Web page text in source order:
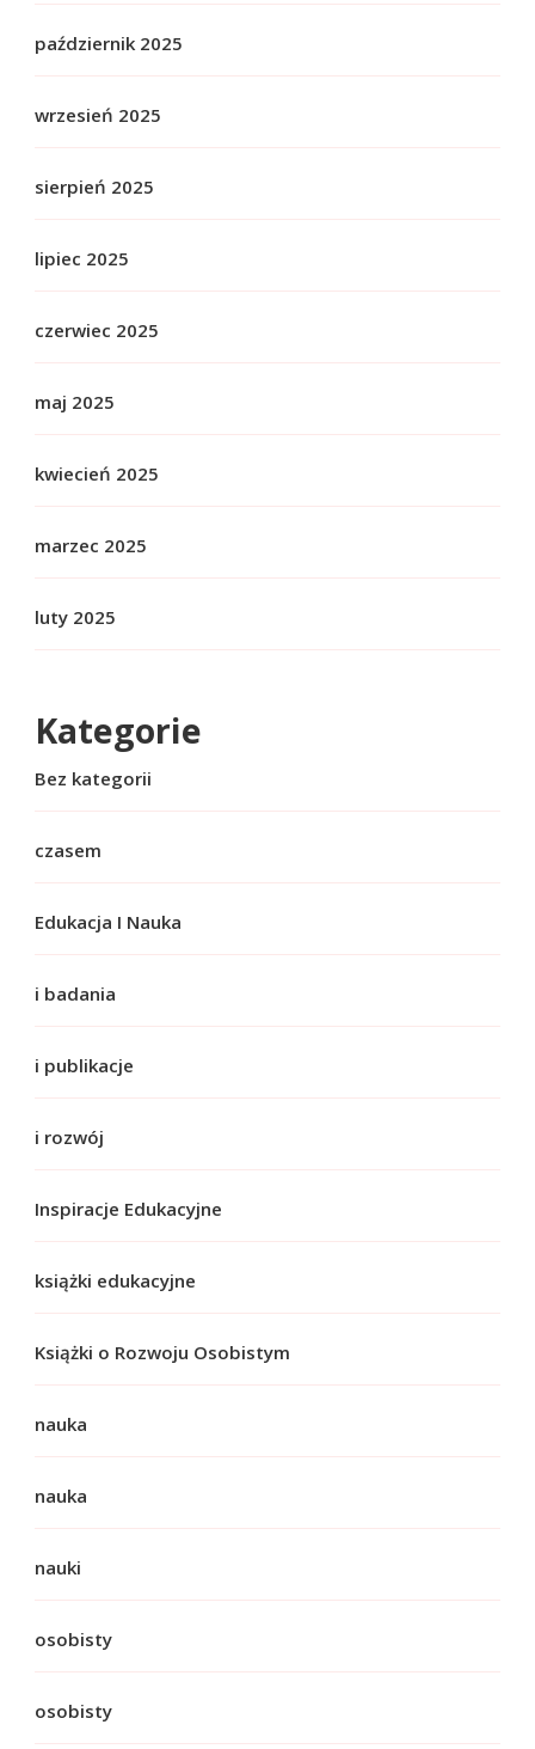
październik 2025
wrzesień 2025
sierpień 2025
lipiec 2025
czerwiec 2025
maj 2025
kwiecień 2025
marzec 2025
luty 2025
Kategorie
Bez kategorii
czasem
Edukacja I Nauka
i badania
i publikacje
i rozwój
Inspiracje Edukacyjne
książki edukacyjne
Książki o Rozwoju Osobistym
nauka
nauka
nauki
osobisty
osobisty